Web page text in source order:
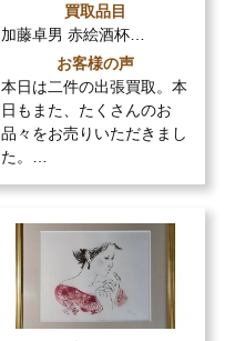
買取品目
加藤卓男 赤絵酒杯…
お客様の声
本日は二件の出張買取。本
日もまた、たくさんのお
品々をお売りいただきまし
た。…